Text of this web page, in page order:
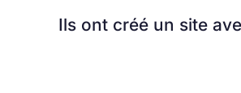
Ils ont créé un site